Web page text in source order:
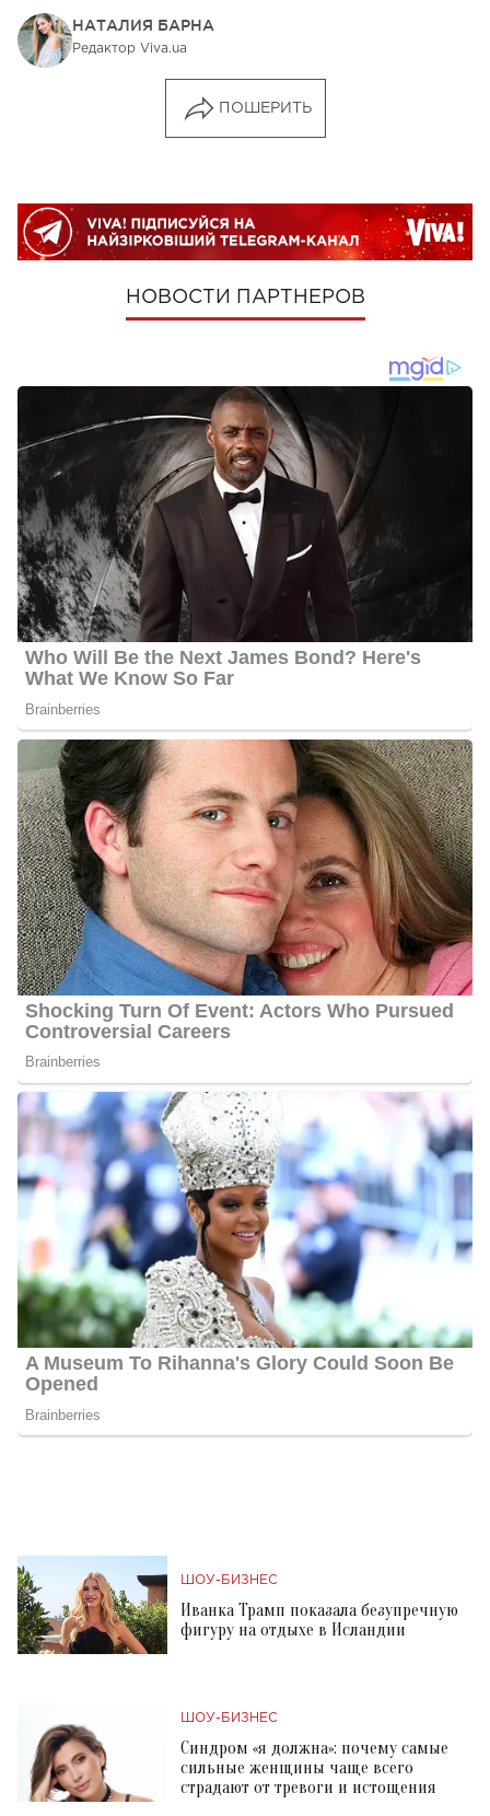
НАТАЛИЯ БАРНА
Редактор Viva.ua
ПОШЕРИТЬ
НОВОСТИ ПАРТНЕРОВ
ШОУ-БИЗНЕС
Иванка Трамп показала безупречную
фигуру на отдыхе в Исландии
ШОУ-БИЗНЕС
Синдром «я должна»: почему самые
сильные женщины чаще всего
страдают от тревоги и истощения